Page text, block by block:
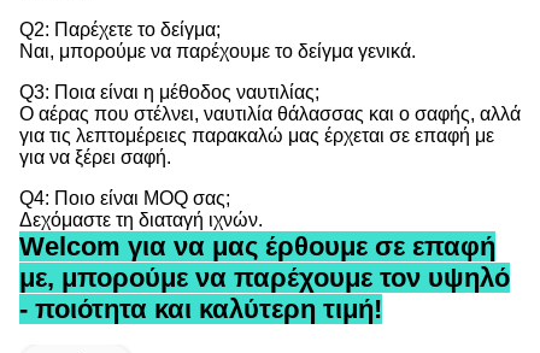
Q2: Παρέχετε το δείγμα;
Ναι, μπορούμε να παρέχουμε το δείγμα γενικά.
Q3: Ποια είναι η μέθοδος ναυτιλίας;
Ο αέρας που στέλνει, ναυτιλία θάλασσας και ο σαφής, αλλά
για τις λεπτομέρειες παρακαλώ μας έρχεται σε επαφή με
για να ξέρει σαφή.
Q4: Ποιο είναι MOQ σας;
Δεχόμαστε τη διαταγή ιχνών.
Welcom για να μας έρθουμε σε επαφή
με, μπορούμε να παρέχουμε τον υψηλό
- ποιότητα και καλύτερη τιμή!